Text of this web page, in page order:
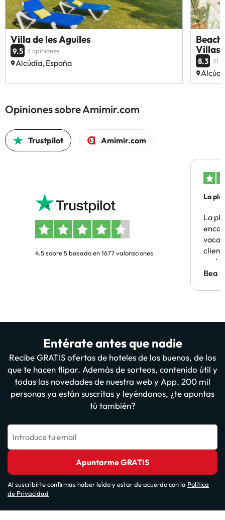
Villa de les Aguiles
9.5 3 opiniones
Alcúdia, España
Villas
8.3 31
Opiniones sobre Amimir.com
Trustpilot Amimir.com
4.5 sobre 5 basado en 1677 valoraciones
La
La
Bea
Entérate antes que nadie
Recibe GRATIS ofertas de hoteles de los buenos, de los
que te hacen flipar. Además de sorteos, contenido útil y
todas las novedades de nuestra web y App. 200 mil
personas ya están suscritas y leyéndonos, ¿te apuntas
tú también?
Introduce tu email
Apuntarme GRATIS
Al suscribirte confirmas haber leído y estar de acuerdo con la Política
de Privacidad